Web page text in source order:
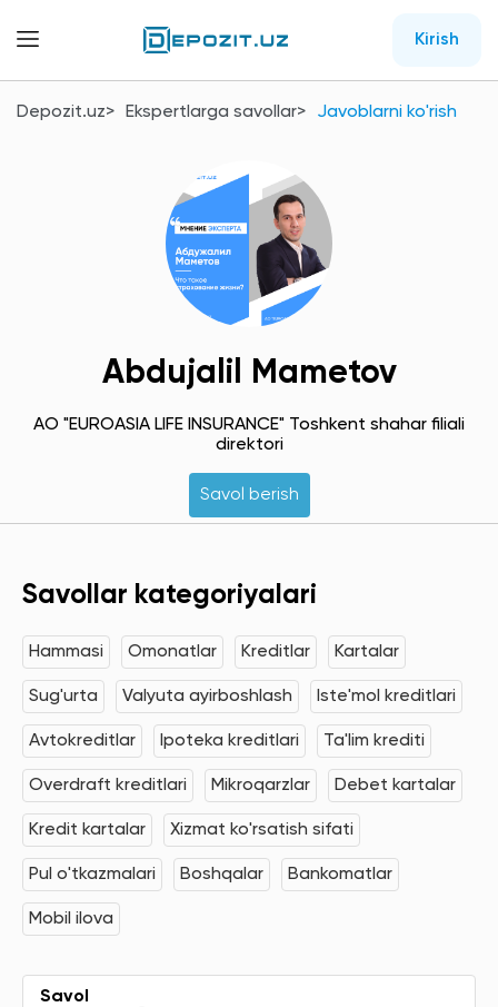
Kirish
Depozit.uz Ekspertlarga savollar Javoblarni ko'rish
Abdujalil Mametov
АО "EUROASIA LIFE INSURANCE" Toshkent shahar filiali
direktori
Savol berish
Savollar kategoriyalari
Hammasi Omonatlar Kreditlar Kartalar
Sug'urta Valyuta ayirboshlash Iste'mol kreditlari
Avtokreditlar Ipoteka kreditlari Ta'lim krediti
Overdraft kreditlari Mikroqarzlar Debet kartalar
Kredit kartalar Xizmat ko'rsatish sifati
Pul o'tkazmalari Boshqalar Bankomatlar
Mobil ilova
Savol